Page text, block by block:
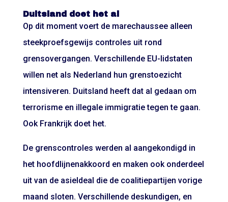
Duitsland doet het al
Op dit moment voert de marechaussee alleen
steekproefsgewijs controles uit rond
grensovergangen. Verschillende EU-lidstaten
willen net als Nederland hun grenstoezicht
intensiveren. Duitsland heeft dat al gedaan om
terrorisme en illegale immigratie tegen te gaan.
Ook Frankrijk doet het.
De grenscontroles werden al aangekondigd in
het hoofdlijnenakkoord en maken ook onderdeel
uit van de asieldeal die de coalitiepartijen vorige
maand sloten. Verschillende deskundigen, en